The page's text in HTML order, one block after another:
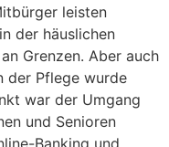
leisten
der häuslichen
Grenzen. Aber auch
der Pflege wurde
war der Umgang
und Senioren
Banking und